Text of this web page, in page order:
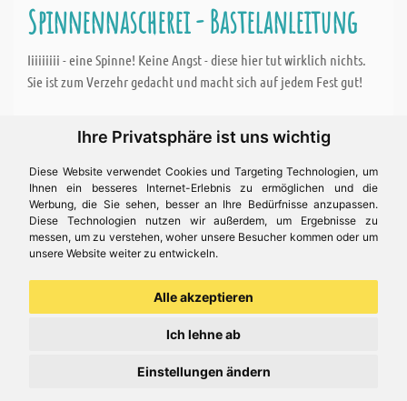
Ihre Privatsphäre ist uns wichtig
Diese Website verwendet Cookies und Targeting Technologien, um
Ihnen ein besseres Internet-Erlebnis zu ermöglichen und die
Werbung, die Sie sehen, besser an Ihre Bedürfnisse anzupassen.
Diese Technologien nutzen wir außerdem, um Ergebnisse zu
messen, um zu verstehen, woher unsere Besucher kommen oder um
unsere Website weiter zu entwickeln.
Alle akzeptieren
Ich lehne ab
Einstellungen ändern
Spinnennascherei - Bastelanleitung
Iiiiiiiii - eine Spinne! Keine Angst - diese hier tut wirklich nichts.
Sie ist zum Verzehr gedacht und macht sich auf jedem Fest gut!
Für diese Bastelidee brauchen Sie
Holzspieße - 20 cm, Ø 2,5 mm
Chenilledraht - 10 Stk., 50 cm, schwarz
Preis ( € 3,34 )